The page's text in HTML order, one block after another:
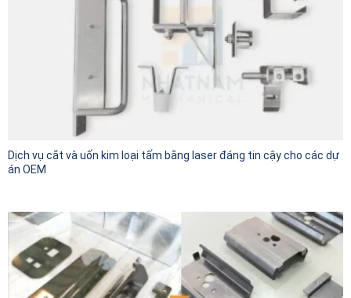
Dịch vụ cắt và uốn kim loại tấm bằng laser đáng tin cậy cho các dự
án OEM